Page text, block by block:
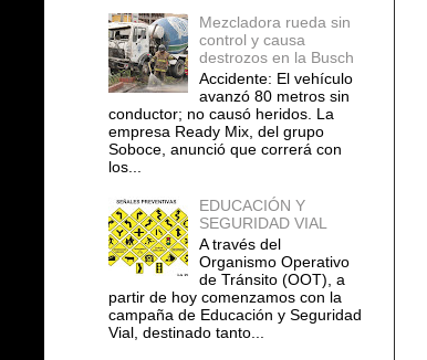
Mezcladora rueda sin
control y causa
destrozos en la Busch
Accidente: El vehículo
avanzó 80 metros sin
conductor; no causó heridos. La
empresa Ready Mix, del grupo
Soboce, anunció que correrá con
los...
EDUCACIÓN Y
SEGURIDAD VIAL
A través del
Organismo Operativo
de Tránsito (OOT), a
partir de hoy comenzamos con la
campaña de Educación y Seguridad
Vial, destinado tanto...